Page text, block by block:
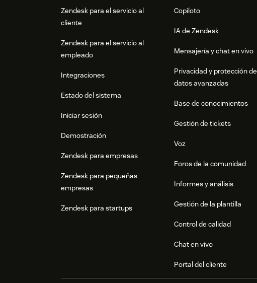
Zendesk para el servicio al
cliente
Zendesk para el servicio al
empleado
Integraciones
Estado del sistema
Iniciar sesión
Demostración
Zendesk para empresas
Zendesk para pequeñas
empresas
Zendesk para startups
Copiloto
IA de Zendesk
Mensajería y chat en vivo
Privacidad y protección de
datos avanzadas
Base de conocimientos
Gestión de tickets
Voz
Foros de la comunidad
Informes y análisis
Gestión de la plantilla
Control de calidad
Chat en vivo
Portal del cliente